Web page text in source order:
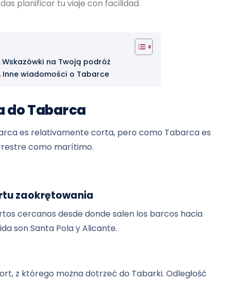
planificar tu viaje con facilidad.
Wskazówki na Twoją podróż
Inne wiadomości o Tabarce
do Tabarca
es relativamente corta, pero como Tabarca es
como marítimo.
zaokrętowania
cercanos desde donde salen los barcos hacia
son Santa Pola y Alicante.
z którego można dotrzeć do Tabarki. Odległość